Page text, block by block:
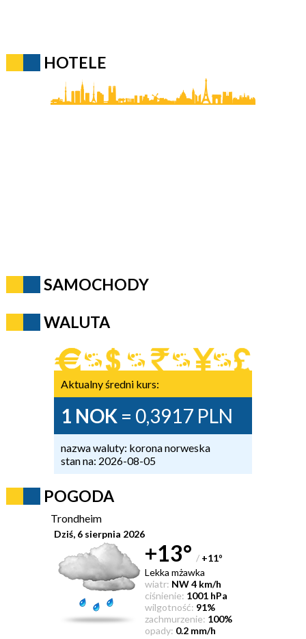
HOTELE
SAMOCHODY
WALUTA
Aktualny średni kurs:
1 NOK= 0,3917 PLN
nazwa waluty: korona norweska
stan na: 2026-08-05
POGODA
Trondheim
Dziś, 6 sierpnia 2026
+13° / +11°
Lekka mżawka
wiatr: NW 4 km/h
ciśnienie: 1001 hPa
wilgotność: 91%
zachmurzenie: 100%
opady: 0.2 mm/h